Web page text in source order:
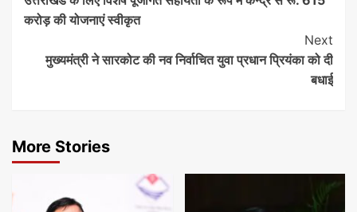
Reading
करोड़ की योजनाएं स्वीकृत
Next
मुख्यमंत्री ने सारकोट की नव निर्वाचित युवा प्रधान प्रियंका को दी
बधाई
More Stories